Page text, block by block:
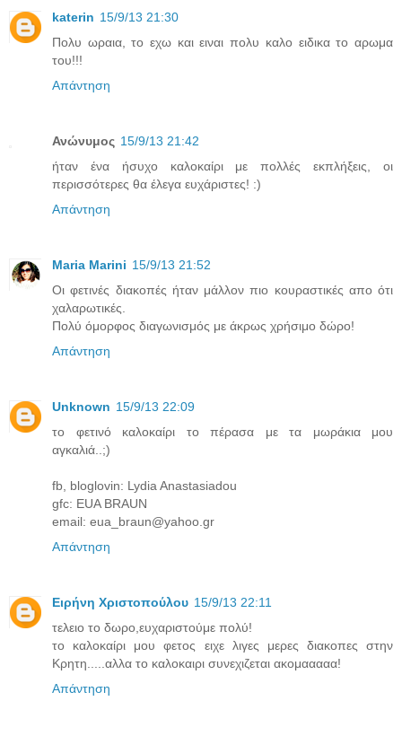
katerin 15/9/13 21:30
Πολυ ωραια, το εχω και ειναι πολυ καλο ειδικα το αρωμα
του!!!
Απάντηση
Ανώνυμος 15/9/13 21:42
ήταν ένα ήσυχο καλοκαίρι με πολλές εκπλήξεις, οι
περισσότερες θα έλεγα ευχάριστες! :)
Απάντηση
Maria Marini 15/9/13 21:52
Οι φετινές διακοπές ήταν μάλλον πιο κουραστικές απο ότι
χαλαρωτικές.
Πολύ όμορφος διαγωνισμός με άκρως χρήσιμο δώρο!
Απάντηση
Unknown 15/9/13 22:09
το φετινό καλοκαίρι το πέρασα με τα μωράκια μου
αγκαλιά..;)
fb, bloglovin: Lydia Anastasiadou
gfc: EUA BRAUN
email: eua_braun@yahoo.gr
Απάντηση
Ειρήνη Χριστοπούλου 15/9/13 22:11
τελειο το δωρο,ευχαριστούμε πολύ!
το καλοκαίρι μου φετος ειχε λιγες μερες διακοπες στην
Κρητη.....αλλα το καλοκαιρι συνεχιζεται ακομααααα!
Απάντηση